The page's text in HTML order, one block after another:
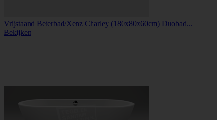
Vrijstaand Beterbad/Xenz Charley (180x80x60cm) Duobad...
Bekijken